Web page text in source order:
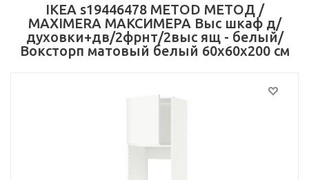
IKEA s19446478 METOD МЕТОД /
MAXIMERA МАКСИМЕРА Выс шкаф д/
духовки+дв/2фрнт/2выс ящ - белый/
Воксторп матовый белый 60x60x200 см